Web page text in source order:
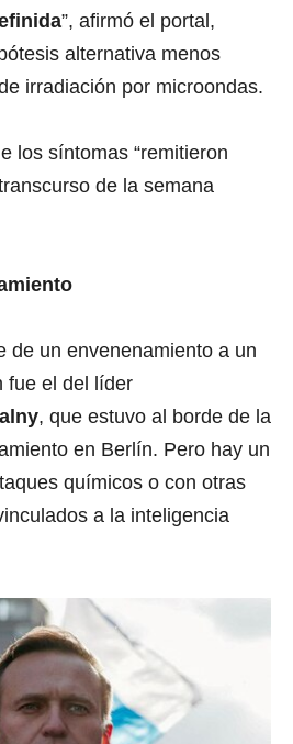
”, afirmó el portal,
alternativa menos
irradiación por microondas.
los síntomas “remitieron
de la semana
de un envenenamiento a un
fue el del líder
, que estuvo al borde de la
en Berlín. Pero hay un
químicos o con otras
a la inteligencia